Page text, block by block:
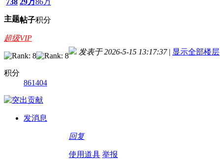
主题帖子积分
超级VIP
积分
861404
发消息
发表于 2026-5-15 13:17:37 | 显示全部楼层
回复
使用道具 举报